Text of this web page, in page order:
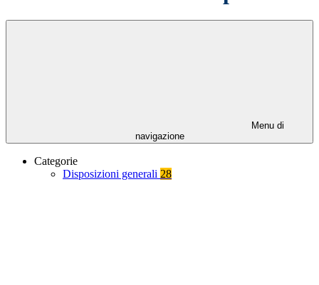
Menu di
navigazione
Categorie
Disposizioni generali 28